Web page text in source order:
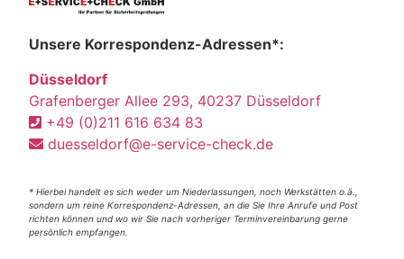
Unsere Korrespondenz-Adressen*:
Düsseldorf
Grafenberger Allee 293, 40237 Düsseldorf
+49 (0)211 616 634 83
duesseldorf@e-service-check.de
* Hierbei handelt es sich weder um Niederlassungen, noch Werkstätten o.ä.,
sondern um reine Korrespondenz-Adressen, an die Sie Ihre Anrufe und Post
richten können und wo wir Sie nach vorheriger Terminvereinbarung gerne
persönlich empfangen.